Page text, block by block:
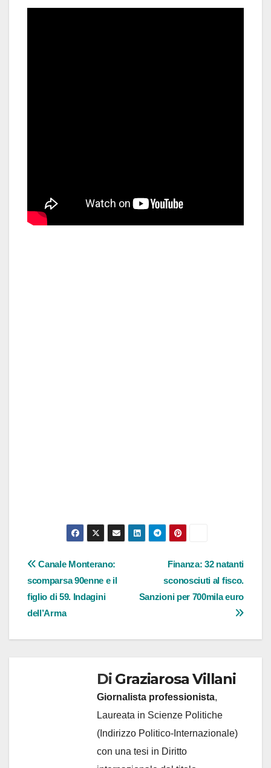
Navigazione
articoli
Finanza: 32 natanti
sconosciuti al fisco.
Sanzioni per 700mila euro
Canale Monterano:
scomparsa 90enne e il
figlio di 59. Indagini
dell’Arma
Di Graziarosa Villani
Giornalista professionista,
Laureata in Scienze Politiche
(Indirizzo Politico-Internazionale)
con una tesi in Diritto